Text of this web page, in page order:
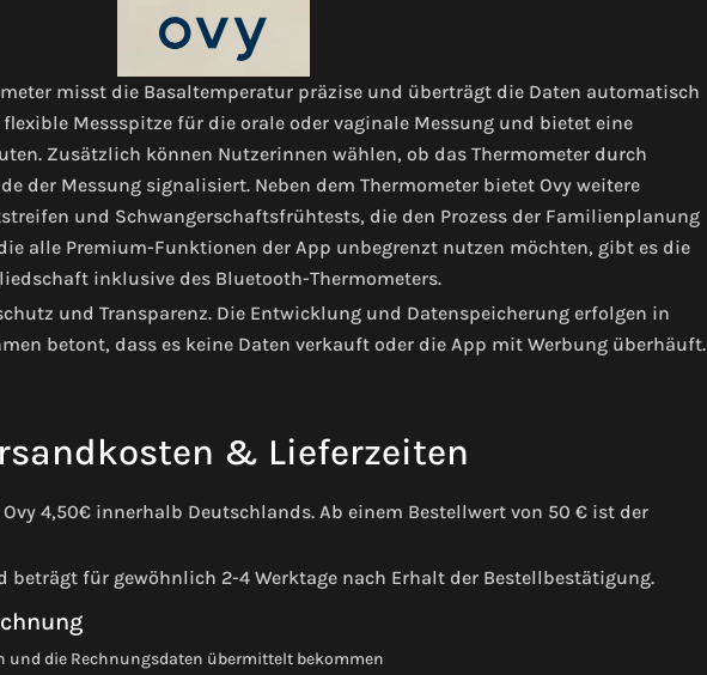
misst die Basaltemperatur präzise und überträgt die Daten automatisch
Messspitze für die orale oder vaginale Messung und bietet eine
Zusätzlich können Nutzerinnen wählen, ob das Thermometer durch
der Messung signalisiert. Neben dem Thermometer bietet Ovy weitere
und Schwangerschaftsfrühtests, die den Prozess der Familienplanung
alle Premium-Funktionen der App unbegrenzt nutzen möchten, gibt es die
inklusive des Bluetooth-Thermometers.
und Transparenz. Die Entwicklung und Datenspeicherung erfolgen in
betont, dass es keine Daten verkauft oder die App mit Werbung überhäuft.
& Lieferzeiten
4,50€ innerhalb Deutschlands. Ab einem Bestellwert von 50 € ist der
beträgt für gewöhnlich 2-4 Werktage nach Erhalt der Bestellbestätigung.
und die Rechnungsdaten übermittelt bekommen